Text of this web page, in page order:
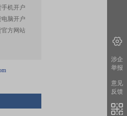
手机开户
电脑开户
官方网站
涉企
举报
意见
反馈